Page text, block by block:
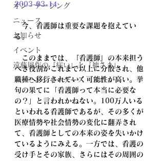
オン・ナーシング
ニュース
お知らせ
イベント
遠藤周作の「病い」と「神さま」
メッセンジャーナース・スポット
2003-03-14
今、看護師は重要な課題を抱えてい
る。
このままでは、『看護師』の本来担う
べき役割がこれまで以上に分散され、他
職種へ移行されていく可能性が高い。挙
句の果てに「看護師って本当に必要な
の？」と言われかねない。100万人いる
といわれる看護師であるが、その多くが
医療情勢や社会情勢の変化に翻弄され
て、看護師としての本来の姿を失いかけ
ているようにみえる。一方では、看護の
受け手とその家族、さらにはその周囲の